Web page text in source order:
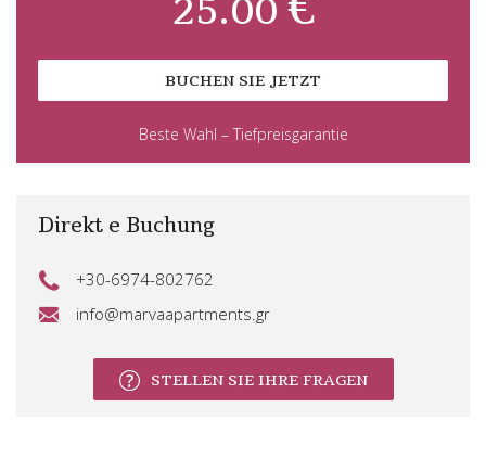
BUCHEN SIE JETZT
Beste Wahl – Tiefpreisgarantie
Direkt e Buchung
+30-6974-802762
info@marvaapartments.gr
STELLEN SIE IHRE FRAGEN